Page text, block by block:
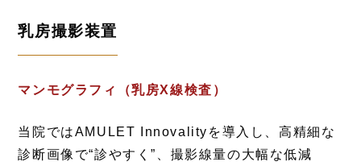
乳房撮影装置
マンモグラフィ（乳房X線検査）
当院ではAMULET Innovalityを導入し、高精細な
診断画像で“診やすく”、撮影線量の大幅な低減